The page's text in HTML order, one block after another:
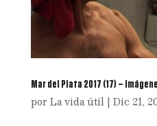
Mar del Plata 2017 (17) –
por La vida útil| Dic 21,